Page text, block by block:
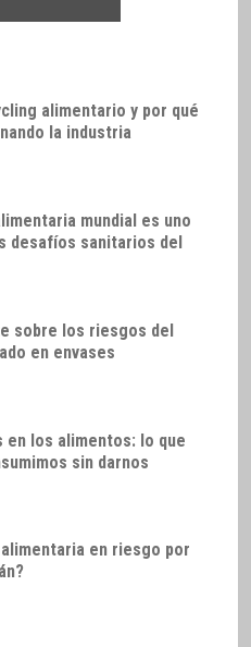
alimentario y por qué
la industria
mundial es uno
desafíos sanitarios del
sobre los riesgos del
en envases
en los alimentos: lo que
sin darnos
en riesgo por